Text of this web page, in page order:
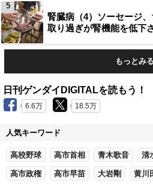
腎臓病（4）ソーセージ
取り過ぎが腎機能を低下
5
もっとみる
日刊ゲンダイDIGITALを読もう！
6.6万 18.5万
人気キーワード
高校野球 高市首相 青木歌音 清
高市政権 高市早苗 大岩剛 黄川